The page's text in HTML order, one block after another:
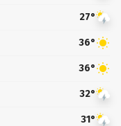
27°
36°
36°
32°
31°